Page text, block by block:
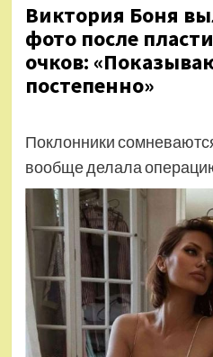
Виктория Боня
фото после
очков:
постепенно»
Поклонники
вообще делала